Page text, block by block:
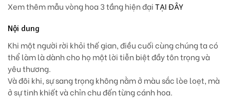
Xem thêm mẫu vòng hoa 3 tầng hiện đạiTẠI ĐÂY
Nội dung
Khi một người rời khỏi thế gian,điều cuối cùng chúng ta có
thể làmlà dành cho họ một lời tiễn biệt đầy tôn trọng và
yêu thương.
Và đôi khi,sự sang trọng không nằm ở màu sắc lòe loẹt, mà
ở sự tinh khiết và chỉn chu đến từng cánh hoa.